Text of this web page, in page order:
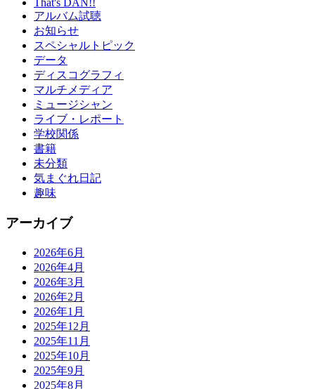
That's DAN!!
アルバム試聴
お知らせ
スペシャルトピック
データ
ディスコグラフィ
マルチメディア
ミュージシャン
ライブ・レポート
学校関係
書籍
未分類
気まぐれ日記
趣味
アーカイブ
2026年6月
2026年4月
2026年3月
2026年2月
2026年1月
2025年12月
2025年11月
2025年10月
2025年9月
2025年8月